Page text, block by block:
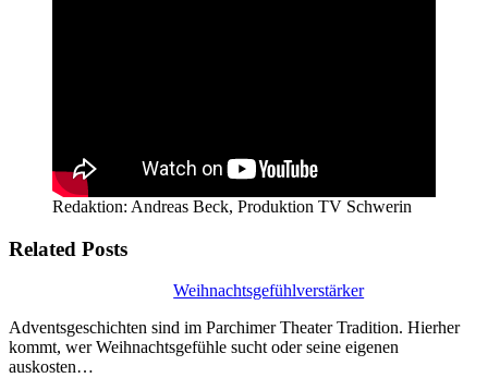
Redaktion: Andreas Beck, Produktion TV Schwerin
Related Posts
Weihnachtsgefühlverstärker
Adventsgeschichten sind im Parchimer Theater Tradition. Hierher
kommt, wer Weihnachtsgefühle sucht oder seine eigenen
auskosten…